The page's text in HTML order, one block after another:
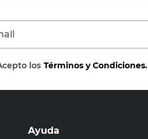
los Términos y Condiciones.
Ayuda